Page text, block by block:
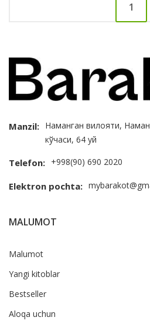
1
Manzil: Наманган вилояти,
кўчаси, 64 уй
Telefon: +998(90) 690 2020
Elektron pochta:
MALUMOT
Malumot
Yangi kitoblar
Bestseller
Aloqa uchun